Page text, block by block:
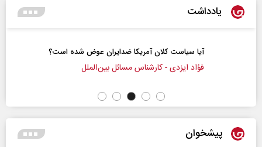
یادداشت
آیا سیاست کلان آمریکا ضدایران عوض شده است؟
فؤاد ایزدی - کارشناس مسائل بین‌الملل
پیشخوان